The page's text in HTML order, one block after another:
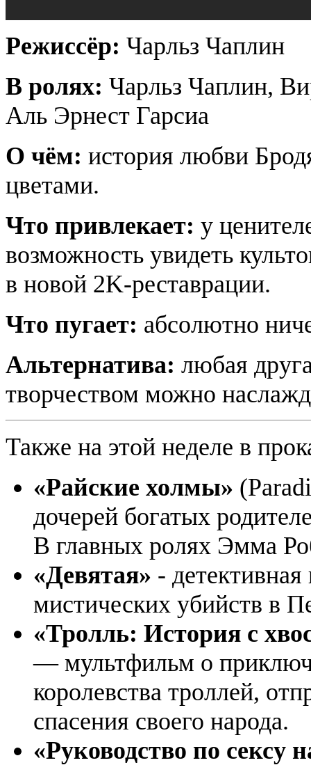
Режиссёр: Чарльз Чаплин
В ролях: Чарльз Чаплин,
Аль Эрнест Гарсиа
О чём: история любви
цветами.
Что привлекает: у
возможность увидеть
в новой 2K-реставрации.
Что пугает: абсолютно
Альтернатива: любая
творчеством можно
Также на этой неделе в
«Райские холмы»
дочерей богатых
В главных ролях Эмма
«Девятая» -
мистических убийств в
«Тролль: История с
— мультфильм о
королевства троллей,
спасения своего народа.
«Руководство по сексу